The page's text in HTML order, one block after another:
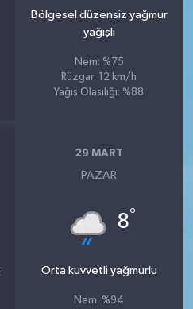
Bölgesel düzensiz yağmur
yağışlı
Nem: %75
Rüzgar: 12 km/h
Yağış Olasılığı: %88
29 MART
PAZAR
8°
Orta kuvvetli yağmurlu
Nem: %94